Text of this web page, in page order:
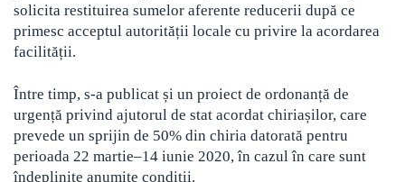
solicita restituirea sumelor aferente reducerii după ce
primesc acceptul autorității locale cu privire la acordarea
facilității.
Între timp, s-a publicat și un proiect de ordonanță de
urgență privind ajutorul de stat acordat chiriașilor, care
prevede un sprijin de 50% din chiria datorată pentru
perioada 22 martie–14 iunie 2020, în cazul în care sunt
îndeplinite anumite condiții.